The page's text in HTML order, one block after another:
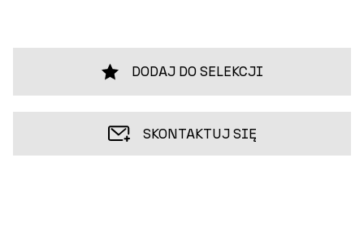
DODAJ DO SELEKCJI
SKONTAKTUJ SIĘ